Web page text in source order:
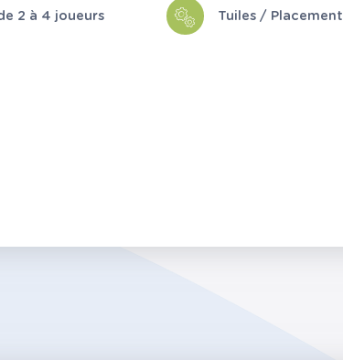
2 à 4 joueurs Tuiles / Placement